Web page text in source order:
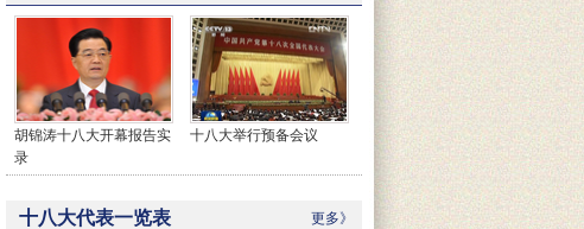
胡锦涛十八大开幕报告实
录
十八大举行预备会议
十八大代表一览表 更多》